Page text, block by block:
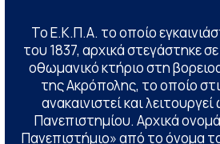
Το Ε.Κ.Π.Α. το οποίο
του 1837, αρχικά στεγάστηκε
οθωμανικό κτήριο στη
της Ακρόπολης, το οποίο
ανακαινιστεί και
Πανεπιστημίου. Αρχικά
Πανεπιστήμιο» από το όνομα